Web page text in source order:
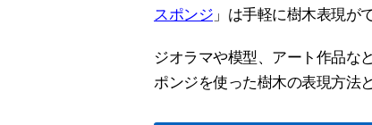
スポンジ 」は手軽に樹木表現が
ジオラマや模型、アート作品な
ポンジを使った樹木の表現方法